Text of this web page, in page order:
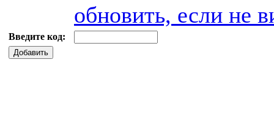
обновить, если не
Введите код:
Добавить